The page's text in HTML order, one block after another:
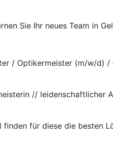
Sie Ihr neues Team in
/ Optikermeister (m/w/d)
//
finden für diese die besten